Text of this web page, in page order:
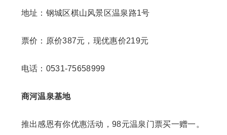
地址：钢城区棋山风景区温泉路1号
票价：原价387元，现优惠价219元
电话：0531-75658999
商河温泉基地
推出感恩有你优惠活动，98元温泉门票买一赠一。